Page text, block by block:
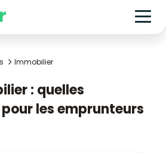
Immobilier
les emprunteurs